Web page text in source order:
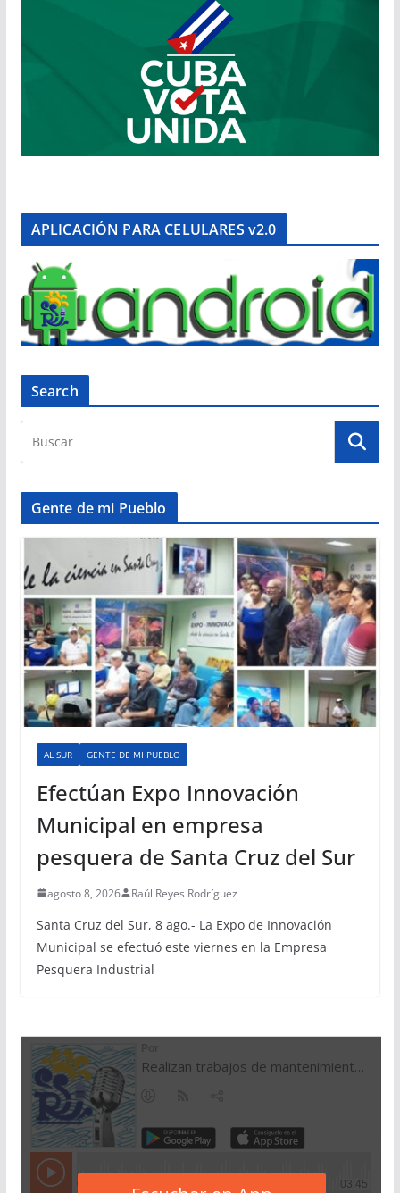
APLICACIÓN PARA CELULARES v2.0
Search
Gente de mi Pueblo
AL SUR GENTE DE MI PUEBLO
Efectúan Expo Innovación
Municipal en empresa
pesquera de Santa Cruz del Sur
agosto 8, 2026 Raúl Reyes Rodríguez
Santa Cruz del Sur, 8 ago.- La Expo de Innovación
Municipal se efectuó este viernes en la Empresa
Pesquera Industrial